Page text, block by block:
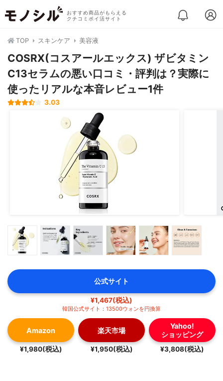
おすすめ商品がもらえる
クチコミポイ活サイト
TOP スキンケア 美容液
COSRX(コスアールエックス) ザビタミン
C13セラムの悪い口コミ・評判は？実際に
使ったリアルな本音レビュー1件
3.03
公式サイト
¥1,467(税込)
韓国公式サイト：13500ウォンを円換算
Amazon
¥1,980(税込)
楽天市場
¥1,950(税込)
Yahoo!
ショッピング
¥3,808(税込)